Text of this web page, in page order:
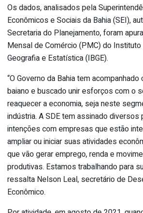
Os dados, analisados pela
Econômicos e Sociais da Bahia (SEI),
Secretaria do Planejamento, foram
Mensal de Comércio (PMC) do
Geografia e Estatística (IBGE).
“O Governo da Bahia tem
baiano e buscado unir esforços com o
reaquecer a economia, seja neste
indústria. A SDE tem assinado
intenções com empresas que estão
ampliar ou iniciar suas atividades
que vão gerar emprego, renda e
produtivas. Estamos trabalhando para
ressalta Nelson Leal, secretário de
Econômico.